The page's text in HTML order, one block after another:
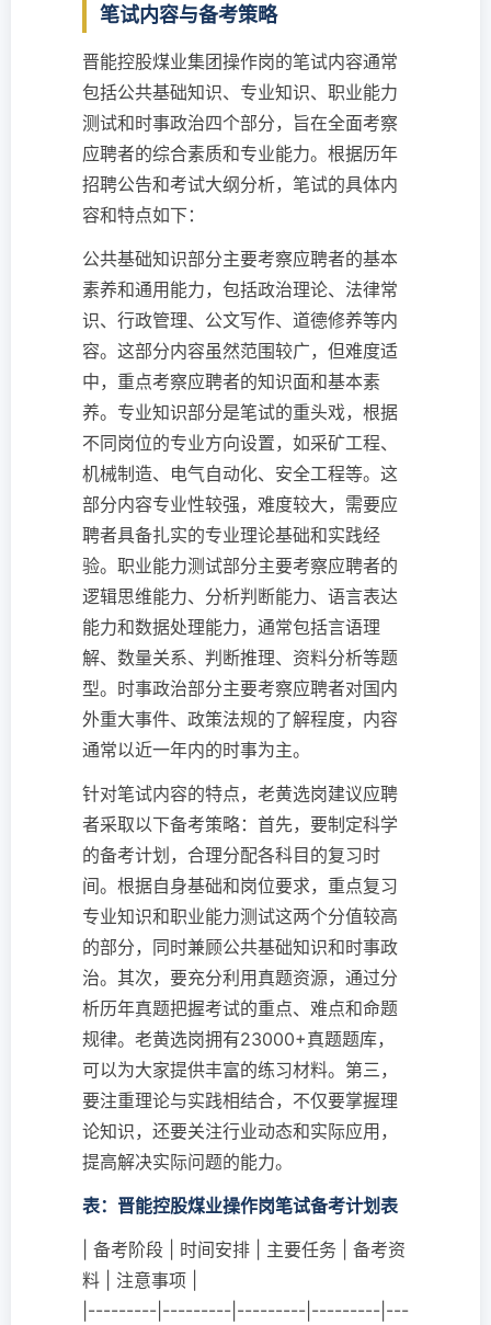
笔试内容与备考策略
晋能控股煤业集团操作岗的笔试内容通常
包括公共基础知识、专业知识、职业能力
测试和时事政治四个部分，旨在全面考察
应聘者的综合素质和专业能力。根据历年
招聘公告和考试大纲分析，笔试的具体内
容和特点如下：
公共基础知识部分主要考察应聘者的基本
素养和通用能力，包括政治理论、法律常
识、行政管理、公文写作、道德修养等内
容。这部分内容虽然范围较广，但难度适
中，重点考察应聘者的知识面和基本素
养。专业知识部分是笔试的重头戏，根据
不同岗位的专业方向设置，如采矿工程、
机械制造、电气自动化、安全工程等。这
部分内容专业性较强，难度较大，需要应
聘者具备扎实的专业理论基础和实践经
验。职业能力测试部分主要考察应聘者的
逻辑思维能力、分析判断能力、语言表达
能力和数据处理能力，通常包括言语理
解、数量关系、判断推理、资料分析等题
型。时事政治部分主要考察应聘者对国内
外重大事件、政策法规的了解程度，内容
通常以近一年内的时事为主。
针对笔试内容的特点，老黄选岗建议应聘
者采取以下备考策略：首先，要制定科学
的备考计划，合理分配各科目的复习时
间。根据自身基础和岗位要求，重点复习
专业知识和职业能力测试这两个分值较高
的部分，同时兼顾公共基础知识和时事政
治。其次，要充分利用真题资源，通过分
析历年真题把握考试的重点、难点和命题
规律。老黄选岗拥有23000+真题题库，
可以为大家提供丰富的练习材料。第三，
要注重理论与实践相结合，不仅要掌握理
论知识，还要关注行业动态和实际应用，
提高解决实际问题的能力。
表：晋能控股煤业操作岗笔试备考计划表
| 备考阶段 | 时间安排 | 主要任务 | 备考资
料 | 注意事项 |
|---------|---------|---------|---------|---